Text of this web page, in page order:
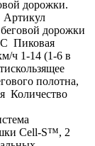
дорожки.
дорожки
Пиковая
ч 1-14 (1-6 в
полотна,
Количество
Cell-S™, 2